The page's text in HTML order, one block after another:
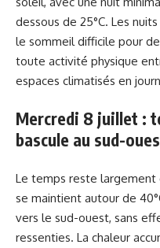
dessous de 25°C. Les
le sommeil difficile pour
toute activité physique
espaces climatisés en
Mercredi 8 juillet :
bascule au sud-
Le temps reste
se maintient autour de
vers le sud-ouest, sans
ressenties. La chaleur